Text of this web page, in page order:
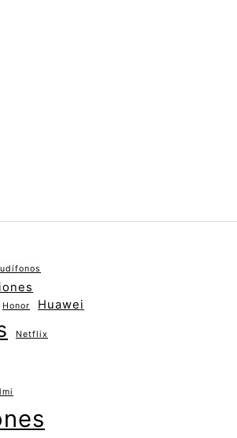
Honor Huawei
Netflix